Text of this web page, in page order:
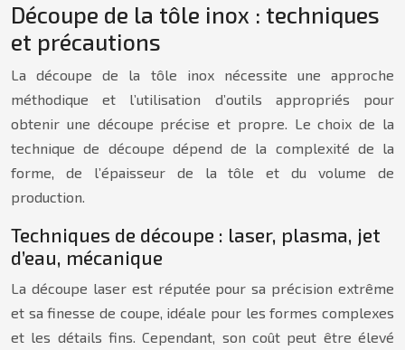
Découpe de la tôle inox : techniques
et précautions
La découpe de la tôle inox nécessite une approche
méthodique et l’utilisation d’outils appropriés pour
obtenir une découpe précise et propre. Le choix de la
technique de découpe dépend de la complexité de la
forme, de l’épaisseur de la tôle et du volume de
production.
Techniques de découpe : laser, plasma, jet
d’eau, mécanique
La découpe laser est réputée pour sa précision extrême
et sa finesse de coupe, idéale pour les formes complexes
et les détails fins. Cependant, son coût peut être élevé